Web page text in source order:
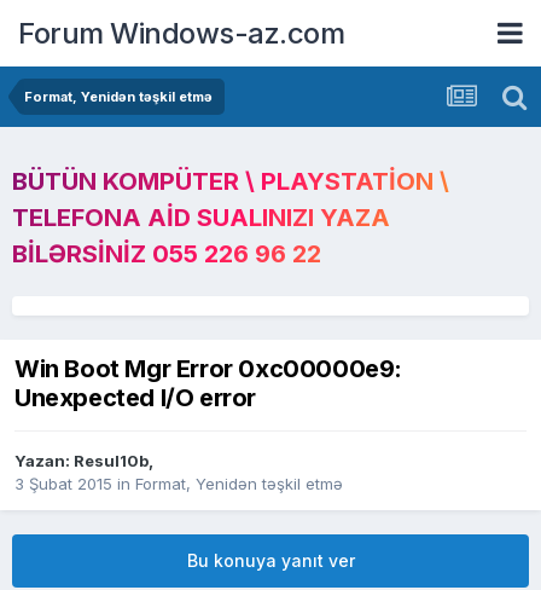
Forum Windows-az.com
Format, Yenidən təşkil etmə
BÜTÜN KOMPÜTER \ PLAYSTATION \
TELEFONA AID SUALINIZI YAZA
BILƏRSINIZ 055 226 96 22
Win Boot Mgr Error 0xc00000e9:
Unexpected I/O error
Yazan: Resul10b,
3 Şubat 2015 in Format, Yenidən təşkil etmə
Bu konuya yanıt ver